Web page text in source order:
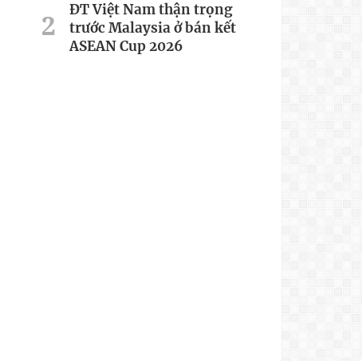
ĐT Việt Nam thận trọng
trước Malaysia ở bán kết
ASEAN Cup 2026